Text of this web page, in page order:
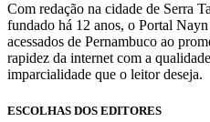
Com redação na cidade de Serra
fundado há 12 anos, o Portal
acessados de Pernambuco ao
rapidez da internet com a
imparcialidade que o leitor deseja.
ESCOLHAS DOS EDITORES